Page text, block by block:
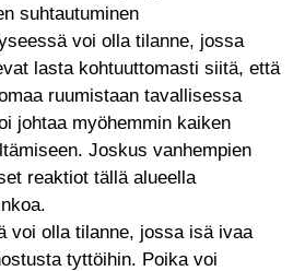
suhtautuminen
voi olla tilanne, jossa
lasta kohtuuttomasti siitä, että
ruumistaan tavallisessa
johtaa myöhemmin kaiken
Joskus vanhempien
reaktiot tällä alueella
voi olla tilanne, jossa isä ivaa
tyttöihin. Poika voi